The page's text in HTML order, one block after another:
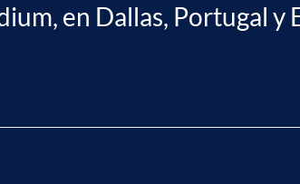
en Dallas, Portugal